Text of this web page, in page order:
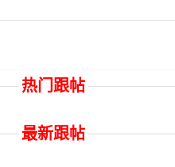
热门跟帖
最新跟帖